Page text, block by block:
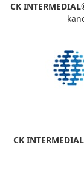
CK
CK